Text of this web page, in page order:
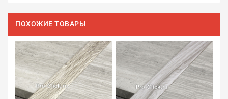
ПОХОЖИЕ ТОВАРЫ